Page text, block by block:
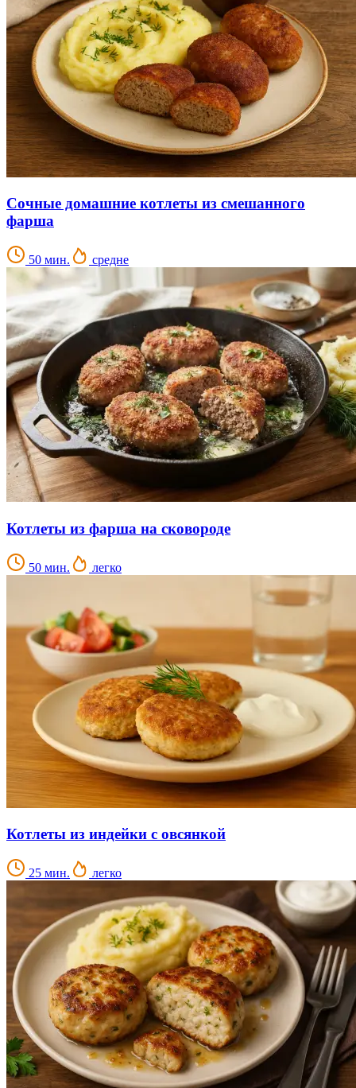
Сочные домашние котлеты из смешанного
фарша
50 мин. средне
Котлеты из фарша на сковороде
50 мин. легко
Котлеты из индейки с овсянкой
25 мин. легко